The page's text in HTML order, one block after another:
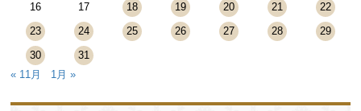
16
17 18 19 20 21
22
23
24 25 26 27 28
29
30
31
« 11月
1月 »